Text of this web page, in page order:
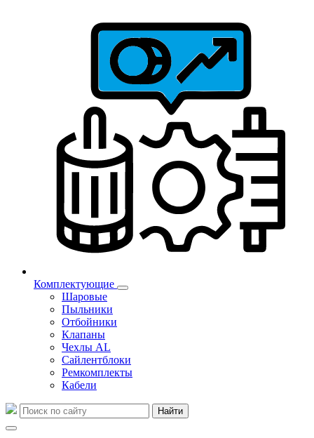
Комплектующие
Шаровые
Пыльники
Отбойники
Клапаны
Чехлы AL
Сайлентблоки
Ремкомплекты
Кабели
Найти